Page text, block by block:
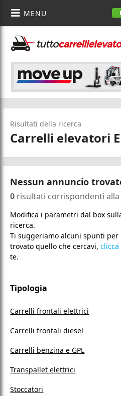
MENU
Risultati della ricerca
Carrelli elevatori
Nessun annuncio
0 risultati corrispondenti alla
Modifica i parametri dal box
ricerca.
Ti suggeriamo alcuni spunti per
trovato quello che cercavi,
te.
Tipologia
Carrelli frontali elettrici
Carrelli frontali diesel
Carrelli benzina e GPL
Transpallet elettrici
Stoccatori